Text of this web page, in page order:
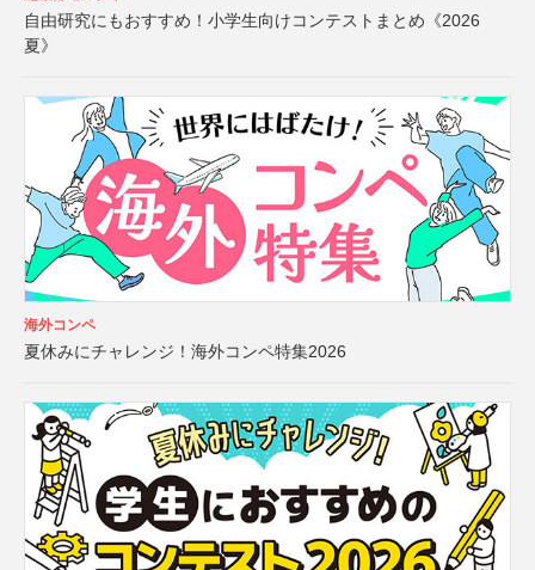
自由研究にもおすすめ！小学生向けコンテストまとめ《2026
夏》
海外コンペ
夏休みにチャレンジ！海外コンペ特集2026